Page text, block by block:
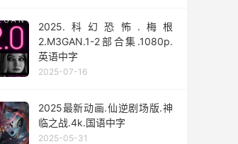
2025.科幻恐怖.梅根
2.M3GAN.1-2部合集.1080p.
英语中字
2025-07-16
2025最新动画.仙逆剧场版.神
临之战.4k.国语中字
2025-05-31